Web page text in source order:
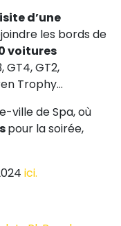
d’une
les bords de
voitures
GT2,
Trophy...
ville de Spa, où
pour la soirée,
ici.